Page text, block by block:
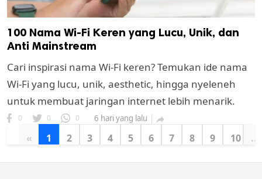
100 Nama Wi-Fi Keren yang Lucu, Unik, dan
Anti Mainstream
Cari inspirasi nama Wi-Fi keren? Temukan ide nama
Wi-Fi yang lucu, unik, aesthetic, hingga nyeleneh
untuk membuat jaringan internet lebih menarik.
0 0 0 6 hari yang lalu 
« 1 2 3 4 5 6 7 8 9 10 ...